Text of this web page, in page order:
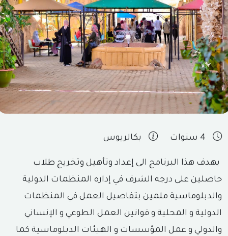
بكالريوس
يهدف هذا البرنامج الى إعداد وتأهيل وتخريج طلاب
حاصلين على درجه الشرف في إداره المنظمات الدولية
والدبلوماسية ملمين بتفاصيل العمل في المنظمات
الدولية و المحلية و قوانين العمل الطوعي و الإنساني
والدولي و عمل المؤسسات و الهيئات الدبلوماسية كما